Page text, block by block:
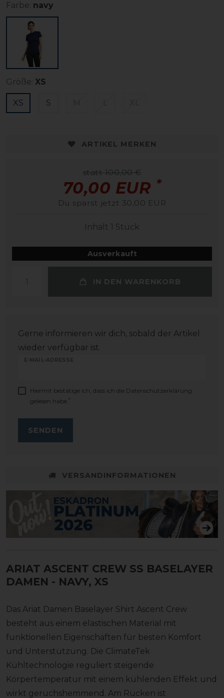
Farbe: navy
Größe: XS
XS S
ARTIKEL MERKEN
statt 100,00 €
70,00 EUR *
Du sparst jetzt 30,00 EUR
Inhalt 1 Stück
Ausverkauft
IN DEN WARENKORB
Gerne informieren wir dich, sobald der Artikel
wieder verfügbar ist.
E-MAIL-ADRESSE
Hiermit bestätige ich, dass ich die Daten­schutz­erklärung
gelesen habe. *
SENDEN
VERSANDINFORMATIONEN
ARIAT ASCENT CREW SS BASELAYER
DAMEN - NAVY, XS
Das Ariat Damen Baselayer Shirt Ascent Crew
besteht aus einem elastischen Material mit
funktionellen Eigenschaften für besten Komfort
und Unterstützung. Die ClimateTek
Kühltechnologie reguliert steigende
Körpertemperatur mit einem kühlenden Effekt und
wirkt geruchshemmend. Am Rücken ist